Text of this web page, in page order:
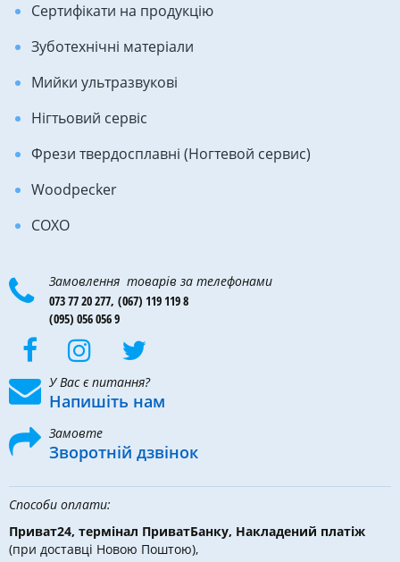
Сертифікати на продукцію
Зуботехнічні матеріали
Мийки ультразвукові
Нігтьовий сервіс
Фрези твердосплавні (Ногтевой сервис)
Woodpecker
COXO
Замовлення товарів за телефонами
073 77 20 277, (067) 119 119 8
(095) 056 056 9
У Вас є питання?
Напишіть нам
Замовте
Зворотній дзвінок
Способи оплати:
Приват24, термінал ПриватБанку, Накладений платіж
(при доставці Новою Поштою),